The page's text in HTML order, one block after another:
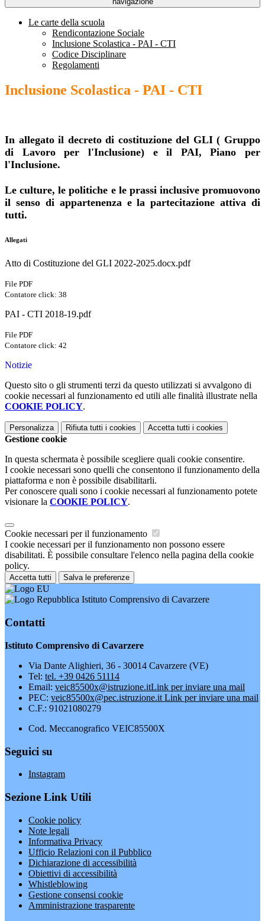
Le carte della scuola
Rendicontazione Sociale
Inclusione Scolastica - PAI - CTI
Codice Disciplinare
Regolamenti
Inclusione Scolastica - PAI - CTI
In allegato il decreto di costituzione del GLI ( Gruppo
di Lavoro per l'Inclusione) e il PAI, Piano per
l'Inclusione.
Le culture, le politiche e le prassi inclusive promuovono
il senso di appartenenza e la partecitazione attiva di
tutti.
Allegati
Atto di Costituzione del GLI 2022-2025.docx.pdf
File PDF
Contatore click: 38
PAI - CTI 2018-19.pdf
File PDF
Contatore click: 42
Notizie
Questo sito o gli strumenti terzi da questo utilizzati si avvalgono di
cookie necessari al funzionamento ed utili alle finalità illustrate nella
COOKIE POLICY.
Personalizza Rifiuta tutti i cookies Accetta tutti i cookies
Gestione cookie
In questa schermata è possibile scegliere quali cookie consentire.
I cookie necessari sono quelli che consentono il funzionamento della
piattaforma e non è possibile disabilitarli.
Per conoscere quali sono i cookie necessari al funzionamento potete
visionare la COOKIE POLICY.
Cookie necessari per il funzionamento
I cookie necessari per il funzionamento non possono essere
disabilitati. È possibile consultare l'elenco nella pagina della cookie
policy.
Accetta tutti Salva le preferenze
Istituto Comprensivo di Cavarzere
Contatti
Istituto Comprensivo di Cavarzere
Via Dante Alighieri, 36 - 30014 Cavarzere (VE)
Tel: tel. +39 0426 51114
Email: veic85500x@istruzione.itLink per inviare una mail
PEC: veic85500x@pec.istruzione.it Link per inviare una mail
C.F.: 91021080279
Cod. Meccanografico VEIC85500X
Seguici su
Instagram
Sezione Link Utili
Cookie policy
Note legali
Informativa Privacy
Ufficio Relazioni con il Pubblico
Dichiarazione di accessibilità
Obiettivi di accessibilità
Whistleblowing
Gestione consensi cookie
Amministrazione trasparente